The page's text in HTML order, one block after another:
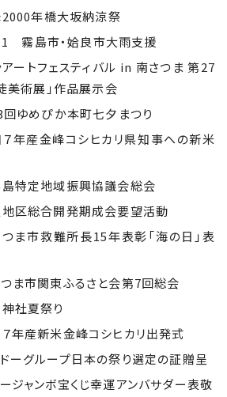
年橋大坂納涼祭
霧島市・姶良市大雨支援
トフェスティバル in 南さつま 第27
美術展」作品展示会
ゆめぴか本町七夕まつり
年産金峰コシヒカリ県知事への新米
特定地域振興協議会総会
区総合開発期成会要望活動
ま市救難所長15年表彰「海の日」表
ま市関東ふるさと会第7回総会
社夏祭り
年産新米金峰コシヒカリ出発式
グループ日本の祭り選定の証贈呈
ャンボ宝くじ幸運アンバサダー表敬